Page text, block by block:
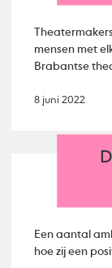
mensen met
Brabantse
8 juni 2022
Een aantal
hoe zij een